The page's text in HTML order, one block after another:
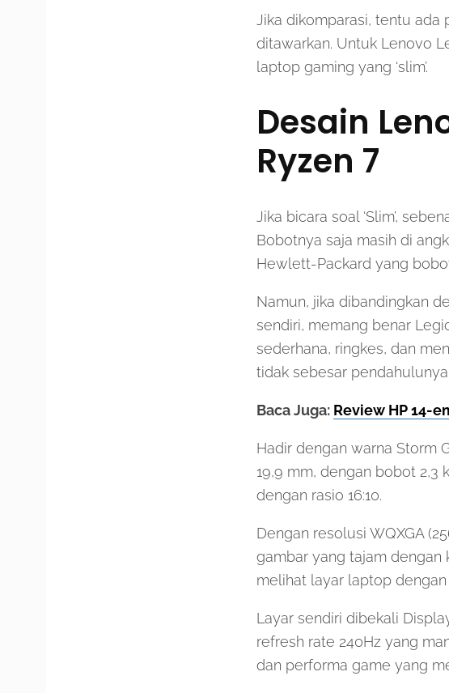
Jika dikomparasi, tentu
ditawarkan. Untuk Lenovo
laptop gaming yang ‘slim’.
Desain
Ryzen 7
Jika bicara soal ‘Slim’,
Bobotnya saja masih di
Hewlett-Packard yang
Namun, jika dibandingkan
sendiri, memang benar
sederhana, ringkes, dan
tidak sebesar pendahulunya.
Baca Juga: Review HP 14-
Hadir dengan warna Storm
19,9 mm, dengan bobot 2,3
dengan rasio 16:10.
Dengan resolusi WQXGA
gambar yang tajam dengan
melihat layar laptop
Layar sendiri dibekali
refresh rate 240Hz yang
dan performa game yang